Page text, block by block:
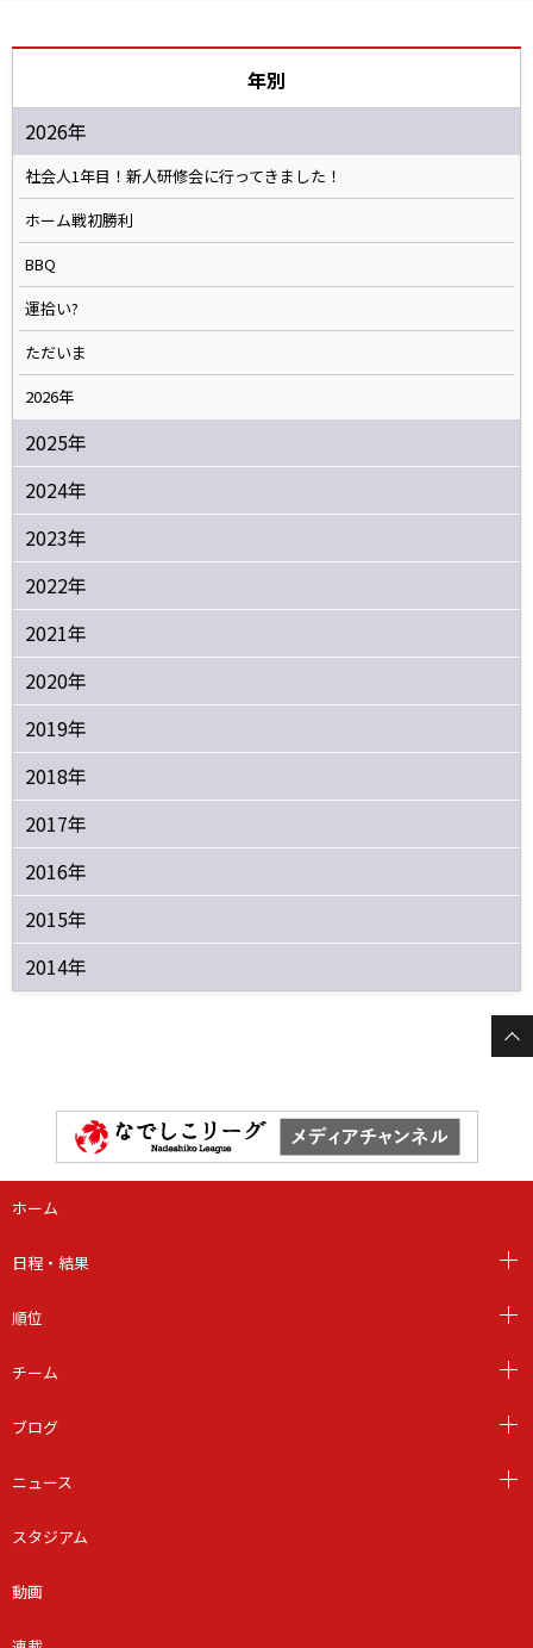
年別
2026年
社会人1年目！新人研修会に行ってきました！
ホーム戦初勝利
BBQ
運拾い?
ただいま
2026年
2025年
2024年
2023年
2022年
2021年
2020年
2019年
2018年
2017年
2016年
2015年
2014年
ホーム
日程・結果
順位
チーム
ブログ
ニュース
スタジアム
動画